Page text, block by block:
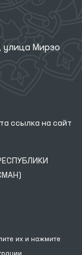
улица Мирзо
ссылка на сайт
их и нажмите